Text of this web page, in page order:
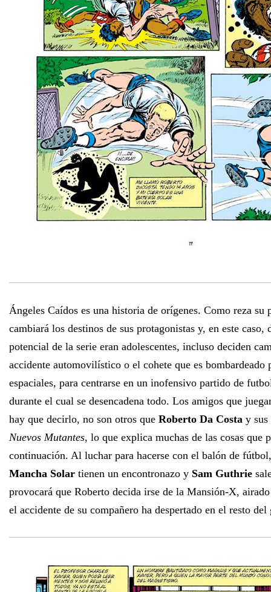
Ángeles Caídos es una historia de orígenes. Como reza su
cambiará los destinos de sus protagonistas y, en este caso,
potencial de la serie eran adolescentes, incluso deciden
accidente automovilístico o el cohete que es bombardeado
espaciales, para centrarse en un inofensivo partido de
durante el cual se desencadena todo. Los amigos que
hay que decirlo, no son otros que Roberto Da Costa y
Nuevos Mutantes, lo que explica muchas de las cosas que
continuación. Al luchar para hacerse con el balón de
Mancha Solar tienen un encontronazo y Sam Guthrie
provocará que Roberto decida irse de la Mansión-X,
el accidente de su compañero ha despertado en el resto del